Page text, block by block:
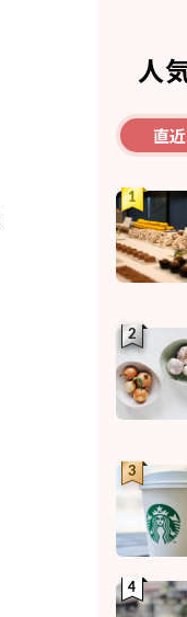
人
直